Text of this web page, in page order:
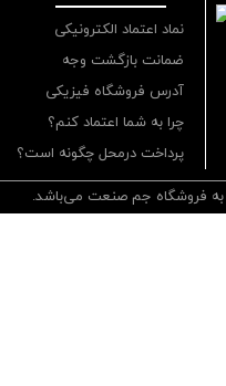
به فروشگاه جم صنعت می‌باشد.
نماد اعتماد الکترونیکی
ضمانت بازگشت وجه
آدرس فروشگاه فیزیکی
چرا به شما اعتماد کنم؟
پرداخت درمحل چگونه است؟